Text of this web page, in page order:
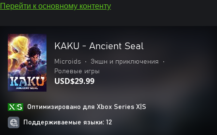
Перейти к основному контенту
KAKU - Ancient Seal
Microids • Экшн и приключения
•
Ролевые игры
USD$29.99
Оптимизировано для Xbox Series X|S
Поддерживаемые языки: 12